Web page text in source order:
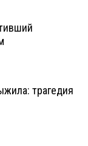
трагедия